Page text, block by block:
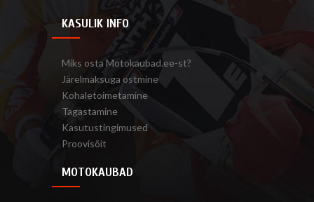
KASULIK INFO
Miks osta Motokaubad.ee-st?
Järelmaksuga ostmine
Kohaletoimetamine
Tagastamine
Kasutustingimused
Proovisõit
MOTOKAUBAD